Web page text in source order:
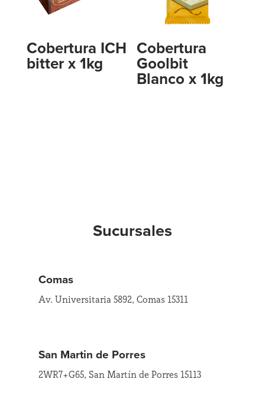
Cobertura ICH
bitter x 1kg
Cobertura
Goolbit
Blanco x 1kg
Sucursales
Comas
Av. Universitaria 5892, Comas 15311
San Martin de Porres
2WR7+G65, San Martín de Porres 15113